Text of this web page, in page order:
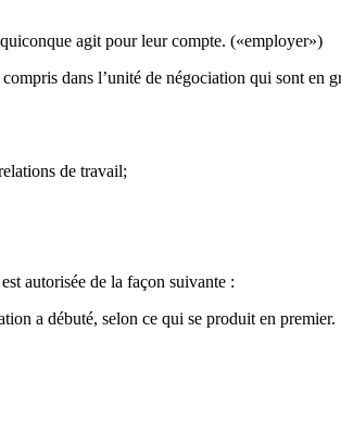
agit pour leur compte. («employer»)
dans l’unité de négociation qui sont en
de travail;
autorisée de la façon suivante :
a débuté, selon ce qui se produit en premier.